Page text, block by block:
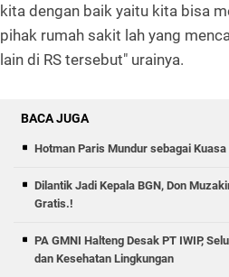
kita dengan baik yaitu kita bisa
pihak rumah sakit lah yang
lain di RS tersebut" urainya.
BACA JUGA
Hotman Paris Mundur sebagai
Dilantik Jadi Kepala BGN, Don
Gratis.!
PA GMNI Halteng Desak PT IWIP,
dan Kesehatan Lingkungan